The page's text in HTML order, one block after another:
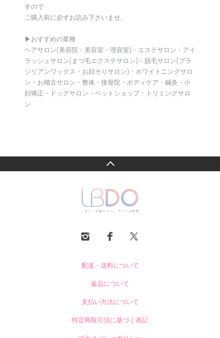
すので
ご購入前に必ずお読み下さいませ。
▶︎おすすめの業種
ヘアサロン(美容院・美容室・理容室)・エステサロン・アイ
ラッシュサロン(まつ毛エクステサロン)・脱毛サロン(ブラ
ジリアンワックス・お顔そりサロン)・ホワイトニングサロ
ン・お稽古サロン・整体・接骨院・ボディケア・鍼灸・小
顔矯正・ドッグサロン・ペットショップ・トリミングサロ
ン
配送・送料について
返品について
支払い方法について
特定商取引法に基づく表記